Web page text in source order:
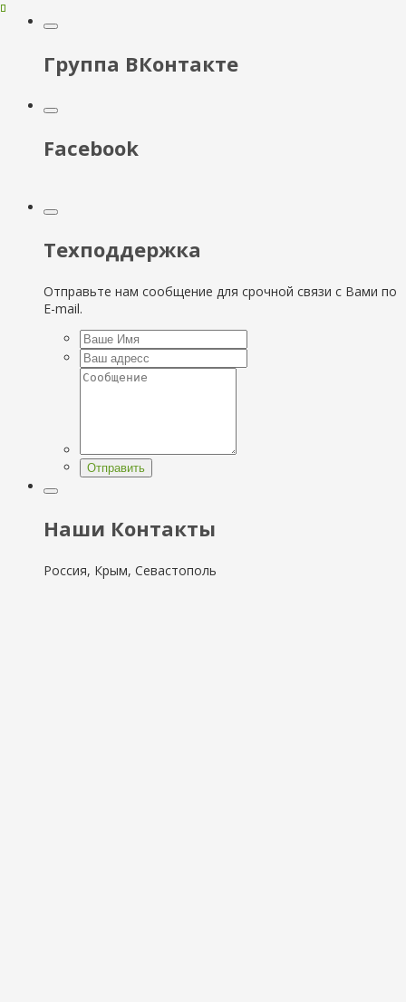
Группа ВКонтакте
Facebook
Техподдержка
Отправьте нам сообщение для срочной связи с Вами по
E-mail.
Отправить
Наши Контакты
Россия, Крым, Севастополь